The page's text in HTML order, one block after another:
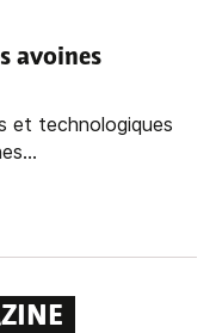
avoines
et technologiques